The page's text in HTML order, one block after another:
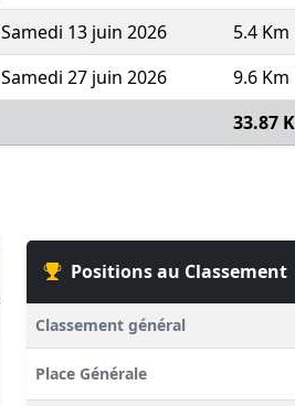
Samedi 13 juin 2026 5.4 Km
Samedi 27 juin 2026 9.6 Km
33.87
Positions au Classement
Classement général
Place Générale